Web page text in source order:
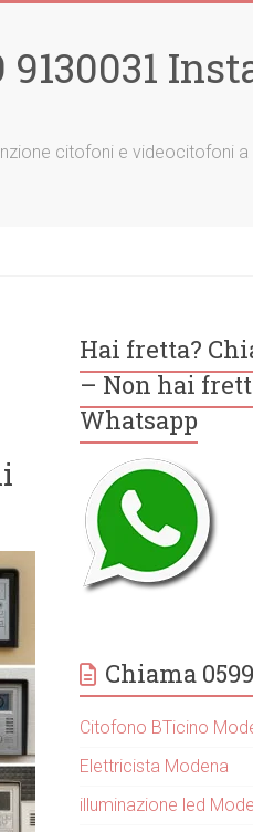
citofoni e videocitofoni a
Hai fretta?
– Non hai
Whatsapp
Chiama
Citofono BTicino
Elettricista Modena
illuminazione led